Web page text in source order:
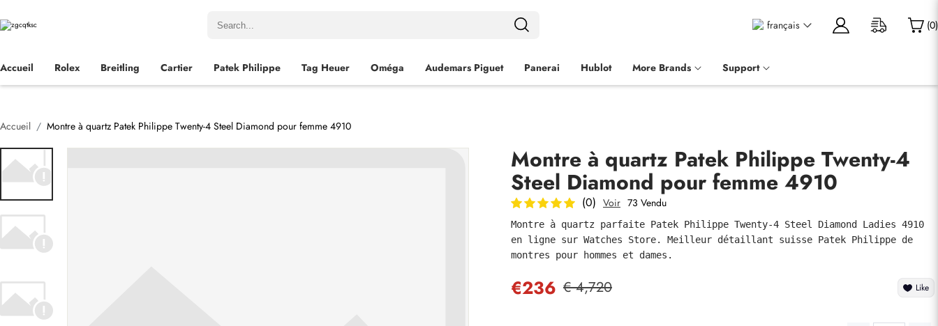
français (0)
Accueil Rolex Breitling Cartier Patek Philippe Tag Heuer Oméga Audemars Piguet Panerai Hublot More Brands Support
Accueil Montre à quartz Patek Philippe Twenty-4 Steel Diamond pour femme 4910
Montre à quartz Patek Philippe Twenty-4
Steel Diamond pour femme 4910
(0) Voir 73 Vendu
Montre à quartz parfaite Patek Philippe Twenty-4 Steel Diamond Ladies 4910
en ligne sur Watches Store. Meilleur détaillant suisse Patek Philippe de
montres pour hommes et dames.
€236 € 4,720 Like